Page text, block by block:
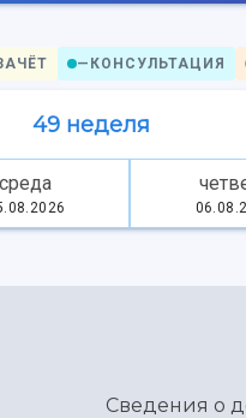
— КОНСУЛЬТАЦИЯ
49 неделя
среда
Сведения о